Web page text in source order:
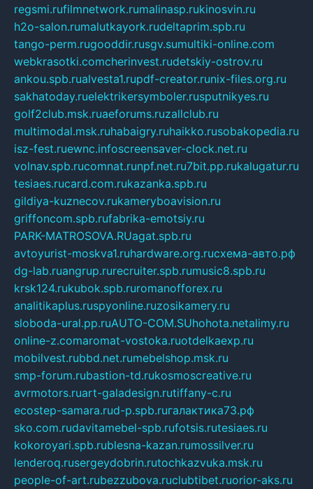
regsmi.rufilmnetwork.rumalinasp.rukinosvin.ru
h2o-salon.rumalutkayork.rudeltaprim.spb.ru
tango-perm.rugooddir.rusgv.sumultiki-online.com
webkrasotki.comcherinvest.rudetskiy-ostrov.ru
ankou.spb.rualvesta1.rupdf-creator.runix-files.org.ru
sakhatoday.ruelektrikersymboler.rusputnikyes.ru
golf2club.msk.ruaeforums.ruzallclub.ru
multimodal.msk.ruhabaigry.ruhaikko.rusobakopedia.ru
isz-fest.ruewnc.infoscreensaver-clock.net.ru
volnav.spb.rucomnat.runpf.net.ru7bit.pp.rukalugatur.ru
tesiaes.rucard.com.rukazanka.spb.ru
gildiya-kuznecov.rukameryboavision.ru
griffoncom.spb.rufabrika-emotsiy.ru
PARK-MATROSOVA.RUagat.spb.ru
avtoyurist-moskva1.ruhardware.org.ruсхема-авто.рф
dg-lab.ruangrup.rurecruiter.spb.rumusic8.spb.ru
krsk124.rukubok.spb.ruromanofforex.ru
analitikaplus.ruspyonline.ruzosikamery.ru
sloboda-ural.pp.ruAUTO-COM.SUhohota.netalimy.ru
online-z.comaromat-vostoka.ruotdelkaexp.ru
mobilvest.rubbd.net.rumebelshop.msk.ru
smp-forum.rubastion-td.rukosmoscreative.ru
avrmotors.ruart-galadesign.rutiffany-c.ru
ecostep-samara.rud-p.spb.ruгалактика73.рф
sko.com.rudavitamebel-spb.rufotsis.rutesiaes.ru
kokoroyari.spb.rublesna-kazan.rumossilver.ru
lenderoq.rusergeydobrin.rutochkazvuka.msk.ru
people-of-art.rubezzubova.ruclubtibet.ruorior-aks.ru